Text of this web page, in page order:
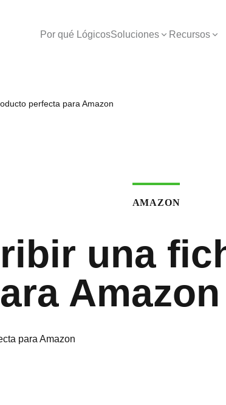
Por qué LógicosSoluciones Recursos
perfecta para Amazon
AMAZON
una
Amazon